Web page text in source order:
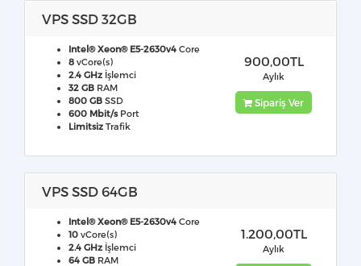
VPS SSD 32GB
Intel® Xeon® E5-2630v4 Core
8 vCore(s)
2.4 GHz İşlemci
32 GB RAM
800 GB SSD
600 Mbit/sPort
Limitsiz Trafik
900,00TL
Aylık
Sipariş Ver
VPS SSD 64GB
Intel® Xeon® E5-2630v4 Core
10 vCore(s)
2.4 GHz İşlemci
64 GB RAM
1.200,00TL
Aylık